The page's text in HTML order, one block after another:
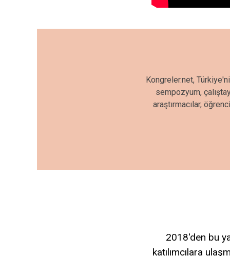
Kongreler.net,
sempozyum,
araştırmacılar,
2018'den bu
katılımcılara